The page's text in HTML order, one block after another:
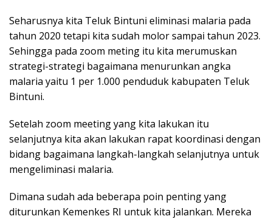
Seharusnya kita Teluk Bintuni eliminasi malaria pada
tahun 2020 tetapi kita sudah molor sampai tahun 2023.
Sehingga pada zoom meting itu kita merumuskan
strategi-strategi bagaimana menurunkan angka
malaria yaitu 1 per 1.000 penduduk kabupaten Teluk
Bintuni.
Setelah zoom meeting yang kita lakukan itu
selanjutnya kita akan lakukan rapat koordinasi dengan
bidang bagaimana langkah-langkah selanjutnya untuk
mengeliminasi malaria.
Dimana sudah ada beberapa poin penting yang
diturunkan Kemenkes RI untuk kita jalankan. Mereka